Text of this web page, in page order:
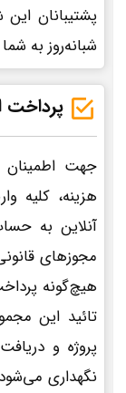
پشتیبانان
شبانه‌روز به
پرداخت
جهت اطمینان
هزینه، کلیه
آنلاین به
مجوزهای
هیچ‌گونه
تائید این
پروژه و
نگهداری